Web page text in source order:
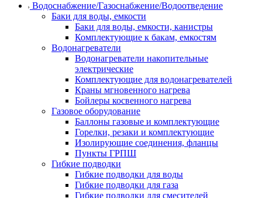
Водоснабжение/Газоснабжение/Водоотведение
Баки для воды, емкости
Баки для воды, емкости, канистры
Комплектующие к бакам, емкостям
Водонагреватели
Водонагреватели накопительные
электрические
Комплектующие для водонагревателей
Краны мгновенного нагрева
Бойлеры косвенного нагрева
Газовое оборудование
Баллоны газовые и комплектующие
Горелки, резаки и комплектующие
Изолирующие соединения, фланцы
Пункты ГРПШ
Гибкие подводки
Гибкие подводки для воды
Гибкие подводки для газа
Гибкие подводки для смесителей